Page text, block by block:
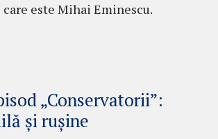
este Mihai Eminescu.
„Conservatorii”:
și rușine